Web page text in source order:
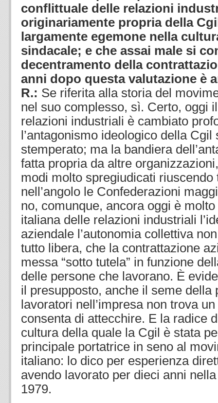
conflittuale delle relazioni
originariamente propria della
largamente egemone nella
sindacale; e che assai male si
decentramento della
anni dopo questa valutazione è
R.: Se riferita alla storia del
nel suo complesso, sì. Certo, oggi
relazioni industriali è cambiato
l’antagonismo ideologico della Cgil
stemperato; ma la bandiera
fatta propria da altre
modi molto spregiudicati riuscendo
nell’angolo le Confederazioni
no, comunque, ancora oggi è
italiana delle relazioni industriali
aziendale l’autonomia collettiva
tutto libera, che la contrattazione
messa “sotto tutela” in funzione
delle persone che lavorano. È
il presupposto, anche il seme della
lavoratori nell’impresa non trova
consenta di attecchire. E la radice
cultura della quale la Cgil è stata
principale portatrice in seno al
italiano: lo dico per esperienza
avendo lavorato per dieci anni
1979.